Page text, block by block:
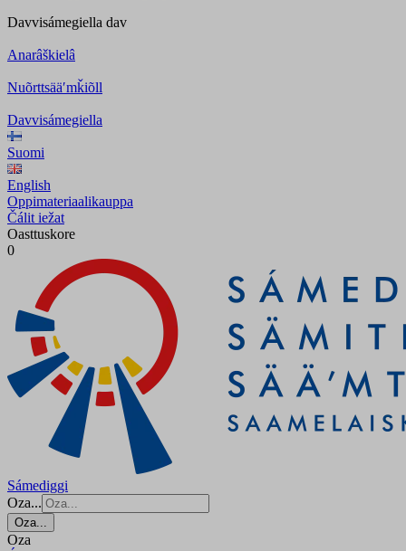
Davvisámegiella dav
Anarâškielâ
Nuõrttsääʹmǩiõll
Davvisámegiella
Suomi
English
Oppimateriaalikauppa
Čálit iežat
Oasttuskore
0
Sámediggi
Oza...
Oza...
Oza